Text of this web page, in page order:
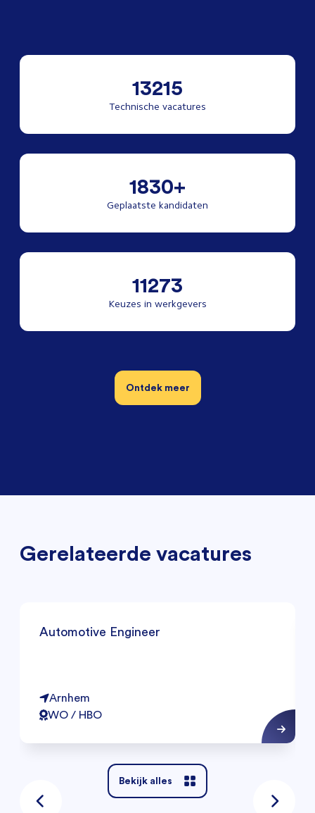
13215
Technische vacatures
1830+
Geplaatste kandidaten
11273
Keuzes in werkgevers
Ontdek meer
Gerelateerde vacatures
Automotive Engineer
Arnhem
WO / HBO
Bekijk alles